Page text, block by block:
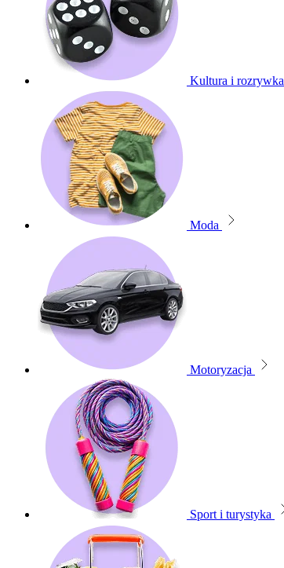
Kultura i rozrywka
Moda
Motoryzacja
Sport i turystyka